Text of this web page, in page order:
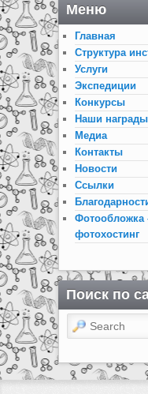
Меню
Главная
Структура
Услуги
Экспедиции
Конкурсы
Наши награды
Медиа
Контакты
Новости
Ссылки
Фотообложка
фотохостинг
Поиск по
Search